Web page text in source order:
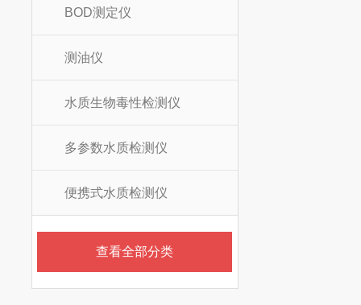
BOD测定仪
测油仪
水质生物毒性检测仪
多参数水质检测仪
便携式水质检测仪
查看全部分类